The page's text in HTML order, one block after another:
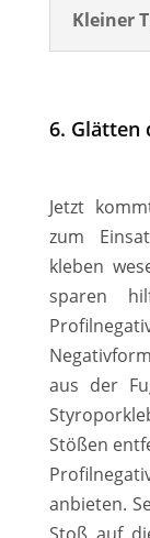
Kleiner
6. Glätten
Jetzt
zum
kleben
sparen
aus der
Stößen
anbieten.
Stoß auf